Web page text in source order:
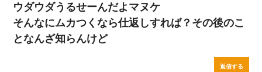
ウダウダうるせーんだよマヌケ
そんなにムカつくなら仕返しすれば？その後のこ
となんざ知らんけど
返信する